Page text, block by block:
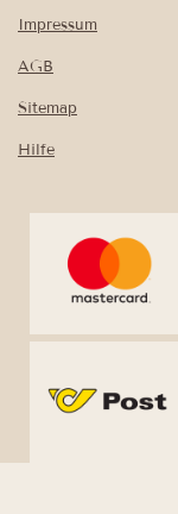
Impressum
AGB
Sitemap
Hilfe